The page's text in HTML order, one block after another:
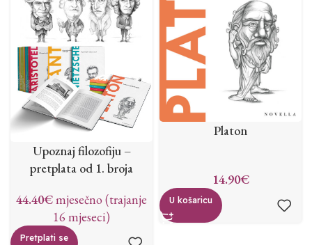
Upoznaj filozofiju –
pretplata od 1. broja
44.40€mjesečno (trajanje
16 mjeseci)
Pretplati se
Platon
14.90€
U košaricu